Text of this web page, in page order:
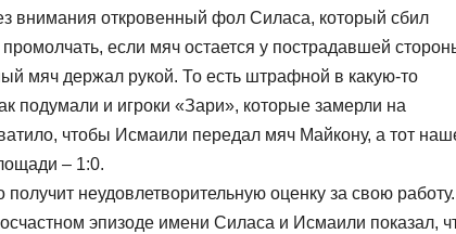
внимания откровенный фол Силаса, который сбил
если мяч остается у пострадавшей
мяч держал рукой. То есть штрафной в какую-то
подумали и игроки «Зари», которые замерли на
чтобы Исмаили передал мяч Майкону, а тот
– 1:0.
неудовлетворительную оценку за свою работу.
эпизоде имени Силаса и Исмаили показал,